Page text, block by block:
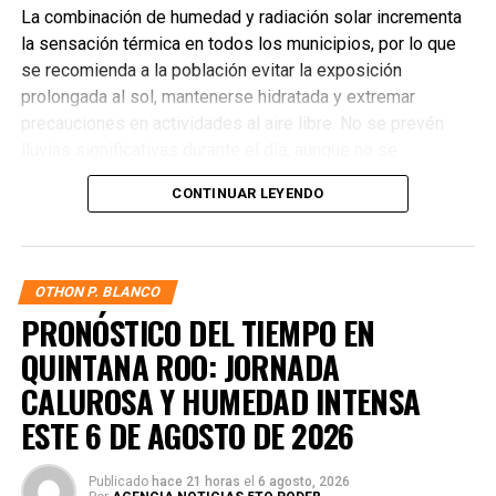
La combinación de humedad y radiación solar incrementa
la sensación térmica en todos los municipios, por lo que
se recomienda a la población evitar la exposición
prolongada al sol, mantenerse hidratada y extremar
precauciones en actividades al aire libre. No se prevén
descartan chubascos aislados por la tarde en la zona sur.
Benito Juárez
Solidaridad— 32°C / Sensación térmica 38°C
Tulum— 33°C / Sensación térmica 40°C
Cozumel— 31°C / Sensación térmica 37°C
Isla Mujeres— 31°C / Sensación térmica 36°C
CONTINUAR LEYENDO
OTHON P. BLANCO
PRONÓSTICO DEL TIEMPO EN
QUINTANA ROO: JORNADA
CALUROSA Y HUMEDAD INTENSA
ESTE 6 DE AGOSTO DE 2026
Publicado hace 21 horas el 6 agosto, 2026